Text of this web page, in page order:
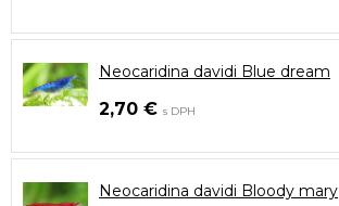
Neocaridina davidi Blue dream
2,70 € s DPH
Neocaridina davidi Bloody mary